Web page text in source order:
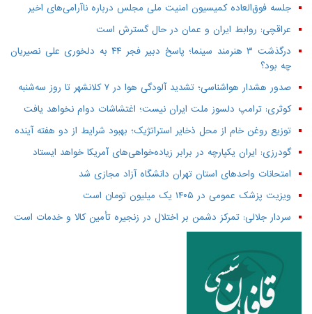
جلسه فوق‌العاده کمیسیون امنیت ملی مجلس درباره ناآرامی‌های اخیر
عراقچی: روابط ایران و عمان در حال گسترش است
درگذشت ۳ هنرمند سینما؛ پاسخ دبیر فجر ۴۴ به دلخوری علی نصیریان
چه بود؟
صدور هشدار هواشناسی؛ تشدید آلودگی هوا در ۷ کلانشهر تا روز سه‌شنبه
کوثری: ترامپ دلسوز ملت ایران نیست؛ اغتشاشات دوام نخواهد یافت
توزیع روغن خام از محل ذخایر استراتژیک؛ بهبود شرایط از دو هفته آینده
گودرزی: ایران یکپارچه در برابر زیاده‌خواهی‌های آمریکا خواهد ایستاد
امتحانات واحدهای استان تهران دانشگاه آزاد مجازی شد
ویزیت پزشک عمومی در ۱۴۰۵ یک میلیون تومان است
سردار جلالی: تمرکز دشمن بر اختلال در زنجیره تأمین کالا و خدمات است